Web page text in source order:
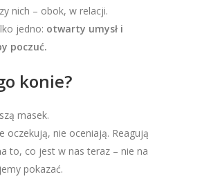
nich – obok, w relacji.
jedno: otwarty umysł i
poczuć.
konie?
masek.
oczekują, nie oceniają. Reagują
to, co jest w nas teraz – nie na
pokazać.